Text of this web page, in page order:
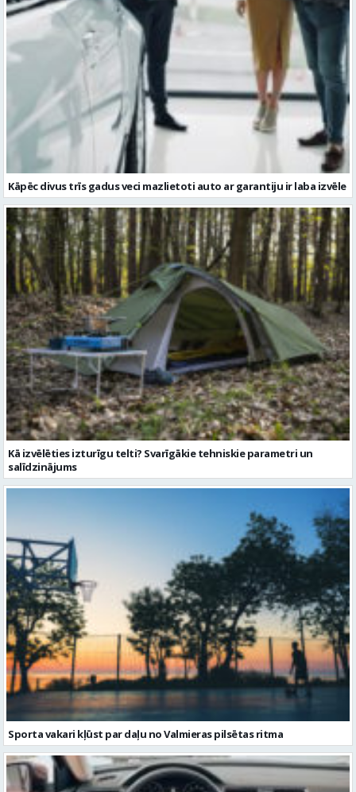
Kāpēc divus trīs gadus veci mazlietoti auto ar garantiju ir laba izvēle
Kā izvēlēties izturīgu telti? Svarīgākie tehniskie parametri un
salīdzinājums
Sporta vakari kļūst par daļu no Valmieras pilsētas ritma